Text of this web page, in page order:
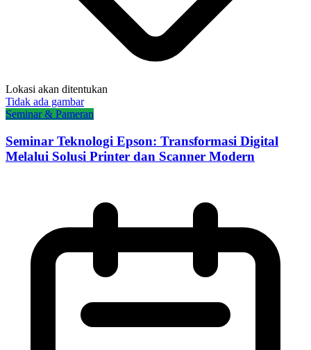
Lokasi akan ditentukan
Tidak ada gambar
Seminar & Pameran
Seminar Teknologi Epson: Transformasi Digital
Melalui Solusi Printer dan Scanner Modern